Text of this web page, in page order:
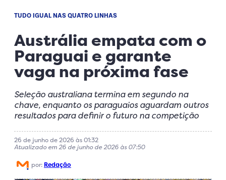
TUDO IGUAL NAS QUATRO LINHAS
Austrália empata com o
Paraguai e garante
vaga na próxima fase
Seleção australiana termina em segundo na
chave, enquanto os paraguaios aguardam outros
resultados para definir o futuro na competição
26 de junho de 2026 às 01:32
Atualizado em 26 de junho de 2026 às 07:50
por: Redação